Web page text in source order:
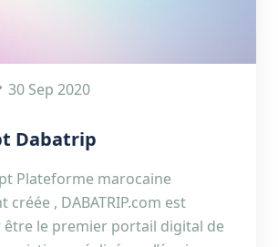
30 Sep 2020
Dabatrip
Plateforme marocaine
créée , DABATRIP.com est
être le premier portail digital de